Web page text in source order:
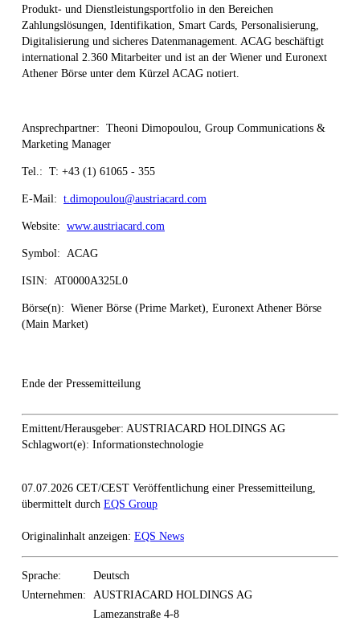
Produkt- und Dienstleistungsportfolio in den Bereichen
Zahlungslösungen, Identifikation, Smart Cards, Personalisierung,
Digitalisierung und sicheres Datenmanagement. ACAG beschäftigt
international 2.360 Mitarbeiter und ist an der Wiener und Euronext
Athener Börse unter dem Kürzel ACAG notiert.
Ansprechpartner: Theoni Dimopoulou, Group Communications &
Marketing Manager
Tel.: T: +43 (1) 61065 - 355
E-Mail: t.dimopoulou@austriacard.com
Website: www.austriacard.com
Symbol: ACAG
ISIN: AT0000A325L0
Börse(n): Wiener Börse (Prime Market), Euronext Athener Börse
(Main Market)
Ende der Pressemitteilung
Emittent/Herausgeber: AUSTRIACARD HOLDINGS AG
Schlagwort(e): Informationstechnologie
07.07.2026 CET/CEST Veröffentlichung einer Pressemitteilung,
übermittelt durch EQS Group
Originalinhalt anzeigen: EQS News
Sprache:
Deutsch
Unternehmen:
AUSTRIACARD HOLDINGS AG
Lamezanstraße 4-8